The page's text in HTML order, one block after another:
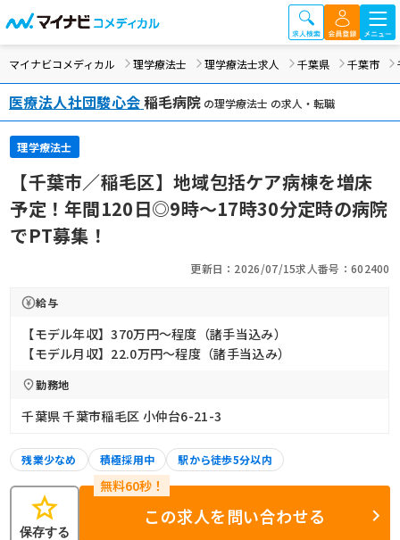
マイナビコメディカル 理学療法士 理学療法士求人 千葉県 千葉市
医療法人社団駿心会稲毛病院 の理学療法士 の求人・転職
理学療法士
【千葉市／稲毛区】地域包括ケア病棟を増床
予定！年間120日◎9時～17時30分定時の病院
でPT募集！
更新日：2026/07/15求人番号：602400
給与
【モデル年収】370万円〜程度（諸手当込み）
【モデル月収】22.0万円〜程度（諸手当込み）
勤務地
千葉県 千葉市稲毛区 小仲台6-21-3
残業少なめ 積極採用中 駅から徒歩5分以内
star
保存する
この求人を問い合わせる